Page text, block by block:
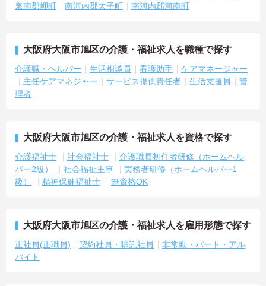
泉南郡岬町
南河内郡太子町 南河内郡河南町
大阪府大阪市旭区の介護・福祉求人を職種で探す
介護職・ヘルパー 生活相談員 看護助手
ケアマネージャー
主任ケアマネジャー
サービス提供責任者 生活支援員
管
理者
大阪府大阪市旭区の介護・福祉求人を資格で探す
介護福祉士 社会福祉士
介護職員初任者研修（ホームヘル
パー2級）
社会福祉主事
実務者研修（ホームヘルパー1
級）
精神保健福祉士 無資格OK
大阪府大阪市旭区の介護・福祉求人を雇用形態で探す
正社員(正職員) 契約社員・嘱託社員
非常勤・パート・アル
バイト